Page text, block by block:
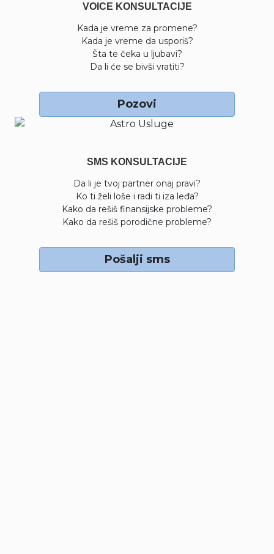
VOICE KONSULTACIJE
Kada je vreme za promene?
Kada je vreme da usporiš?
Šta te čeka u ljubavi?
Da li će se bivši vratiti?
Pozovi
SMS KONSULTACIJE
Da li je tvoj partner onaj pravi?
Ko ti želi loše i radi ti iza leđa?
Kako da rešiš finansijske probleme?
Kako da rešiš porodične probleme?
Pošalji sms